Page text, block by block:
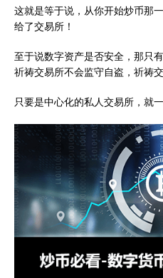
这就是等于说，从你开始炒币那
给了交易所！
至于说数字资产是否安全，那只
祈祷交易所不会监守自盗，祈祷
只要是中心化的私人交易所，就